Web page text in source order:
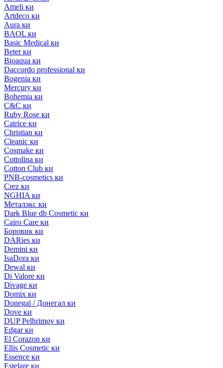
Ameli ки
Artdeco ки
Aura ки
BAOL ки
Basic Medical ки
Beter ки
Bioaqua ки
Daccordo professional ки
Bogenia ки
Mercury ки
Bohemia ки
C&C ки
Ruby Rose ки
Catrice ки
Christian ки
Cleanic ки
Cosmake ки
Cottolina ки
Cotton Club ки
PNB-cosmetics ки
Crez ки
NGHIA ки
Металэкс ки
Dark Blue db Cosmetic ки
Cairo Care ки
Боровик ки
DARies ки
Demini ки
IsaDora ки
Dewal ки
Di Valore ки
Divage ки
Domix ки
Donegal / Донегал ки
Dove ки
DUP Pelhrimov ки
Edgar ки
El Corazon ки
Ellis Cosmetic ки
Essence ки
Estelare ки